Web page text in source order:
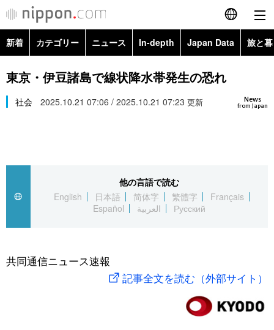
English
简体字
繁體字
العربية
社会
旅と暮らし
新着 カテゴリー ニュース In-depth Japan Data 旅と
政治・外交
経済・ビジネス
社会
文化
科学・技術
暮らし
Images
お知らせ
東京・伊豆諸島で線状降水帯発生の恐れ
News
from Japan
社会 2025.10.21 07:06 / 2025.10.21 07:23 更新
他の言語で読む
English
日本語 简体字 繁體字
Français
Español
العربية Русский
共同通信ニュース速報
記事全文を読む（外部サイト）